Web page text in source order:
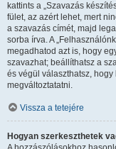
kattints a „Szavazás
fület, az azért lehet, mert
a szavazás címét, majd
sorba írva. A
megadhatod azt is, hogy
szavazhat; beállíthatsz a
és végül választhatsz,
megváltoztatatni.
Vissza a tetejére
Hogyan szerkeszthetek